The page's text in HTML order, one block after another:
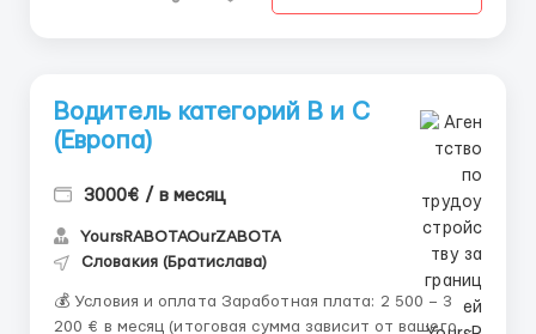
Водитель категорий B и C
(Европа)
3000€ / в месяц
YoursRABOTAOurZABOTA
Словакия (Братислава)
💰 Условия и оплата Заработная плата: 2 500 – 3
200 € в месяц (итоговая сумма зависит от вашего